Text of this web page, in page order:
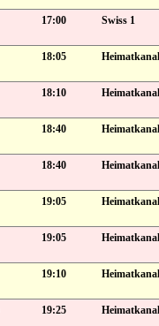
17:00 Swiss 1
18:05 Heimatkanal
18:10 Heimatkanal
18:40 Heimatkanal
18:40 Heimatkanal
19:05 Heimatkanal
19:05 Heimatkanal
19:10 Heimatkanal
19:25 Heimatkanal